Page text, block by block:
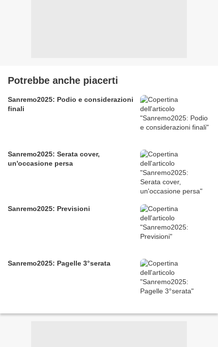
Potrebbe anche piacerti
Sanremo2025: Podio e considerazioni
finali
Sanremo2025: Serata cover,
un'occasione persa
Sanremo2025: Previsioni
Sanremo2025: Pagelle 3°serata